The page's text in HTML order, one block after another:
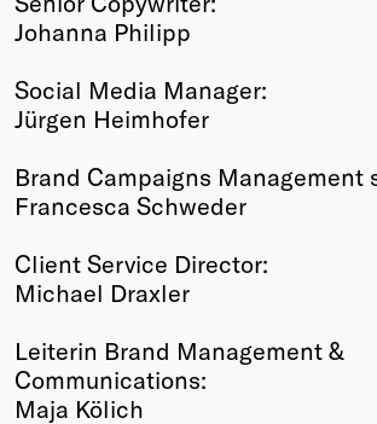
Johanna Philipp
Social Media Manager:
Jürgen Heimhofer
Brand Campaigns Management
Francesca Schweder
Client Service Director:
Michael Draxler
Leiterin Brand Management &
Communications:
Maja Kölich